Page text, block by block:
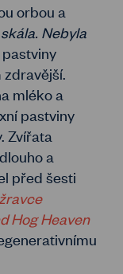
orbou a
Nebyla
mléko a
pastviny
Zvířata
a
před šesti
Hog Heaven